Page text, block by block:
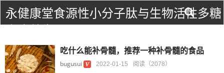
永健康堂食源性小分子肽与生物活性多糖
吃什么能补骨髓，推荐一种补骨髓的食品
bugusui 2022-01-15 阅读（2078）